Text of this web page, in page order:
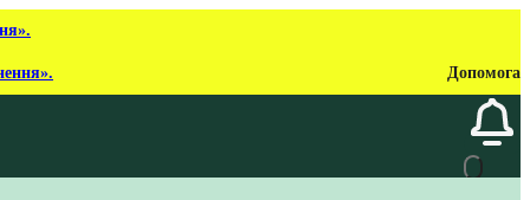
Допомога